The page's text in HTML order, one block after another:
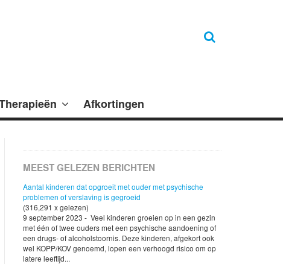
Afkortingen
MEEST GELEZEN BERICHTEN
Aantal kinderen dat opgroeit met ouder met psychische
problemen of verslaving is gegroeid
(316,291 x gelezen)
9 september 2023 - Veel kinderen groeien op in een gezin
met één of twee ouders met een psychische aandoening of
een drugs- of alcoholstoornis. Deze kinderen, afgekort ook
wel KOPP/KOV genoemd, lopen een verhoogd risico om op
latere leeftijd...